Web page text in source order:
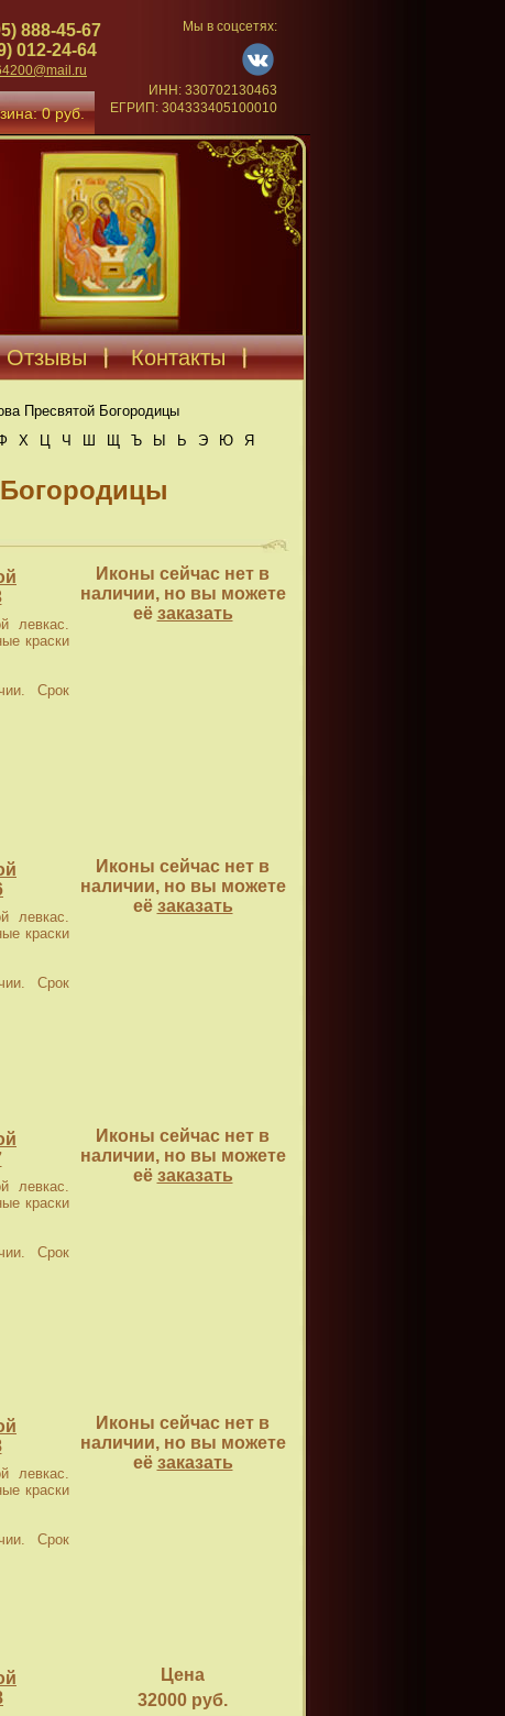
888-45-67
012-24-64
0 руб.
Мы в соцсетях:
ИНН: 330702130463
ЕГРИП: 304333405100010
Отзывы Контакты
Пресвятой Богородицы
Х Ц Ч Ш Щ Ъ Ы Ь Э Ю Я
левкас.
краски
Срок
Иконы сейчас нет в
наличии, но вы можете
её заказать
левкас.
краски
Срок
Иконы сейчас нет в
наличии, но вы можете
её заказать
левкас.
краски
Срок
Иконы сейчас нет в
наличии, но вы можете
её заказать
левкас.
краски
Срок
Иконы сейчас нет в
наличии, но вы можете
её заказать
Цена
32000 руб.